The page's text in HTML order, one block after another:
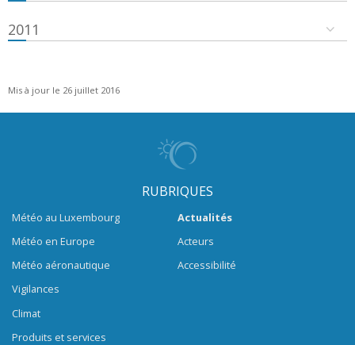
2011
Mis à jour le 26 juillet 2016
RUBRIQUES
Météo au Luxembourg
Météo en Europe
Météo aéronautique
Vigilances
Climat
Produits et services
Actualités
Acteurs
Accessibilité